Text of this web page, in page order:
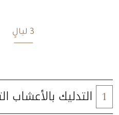
3 ليالٍ
1 التدليك بالأعشاب